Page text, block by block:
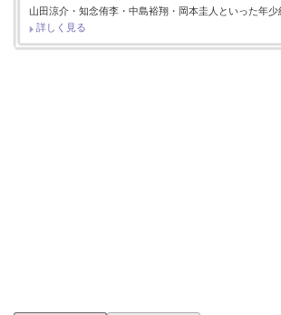
山田涼介・知念侑李・中島裕翔・岡本圭人といった年少
詳しく見る